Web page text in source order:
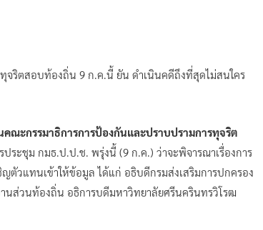
ริตสอบท้องถิ่น 9 ก.ค.นี้ ยัน ดำเนินคดีถึงที่สุดไม่สนใคร
ณะกรรมาธิการการป้องกันและปราบปรามการทุจริต
ประชุม กมธ.ป.ป.ช. พรุ่งนี้ (9 ก.ค.) ว่าจะพิจารณาเรื่องการ
ตัวแทนเข้าให้ข้อมูล ได้แก่ อธิบดีกรมส่งเสริมการปกครอง
ส่วนท้องถิ่น อธิการบดีมหาวิทยาลัยศรีนครินทรวิโรฒ